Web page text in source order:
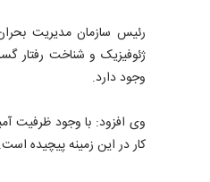
رئیس سازمان مدیریت
وجود دارد.
وی افزود: با وجود ظرفیت
کار در این زمینه پیچیده است.